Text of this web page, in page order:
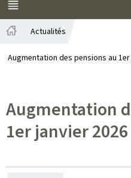
MENU
PRINCIPAL
Actualités
Augmentation des pensions au
Augmentation
1er janvier 2026